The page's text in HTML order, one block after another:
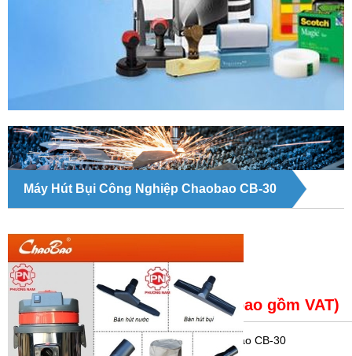
Máy Hút Bụi Công Nghiệp Chaobao CB-30
Giá bán: 2,180,000 ( Chưa bao gồm VAT)
Trạng thái : Máy hút bụi công nghiệp Chaobao CB-30